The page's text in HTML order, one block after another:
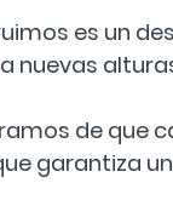
es un
nuevas
de que
garantiza